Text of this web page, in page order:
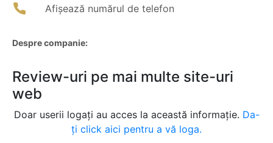
Afișează numărul de telefon
Despre companie:
Review-uri pe mai multe site-uri
web
Doar userii logați au acces la această informație. Da-
ți click aici pentru a vă loga.